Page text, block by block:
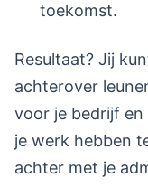
toekomst.
Resultaat? Jij
achterover
voor je bedrijf
je werk hebben
achter met je